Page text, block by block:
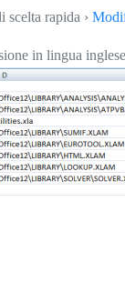
scelta rapida ›
in lingua